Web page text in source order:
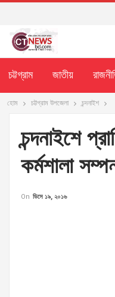
চট্টগ্রাম জাতীয়
হোম চট্টগ্রাম উপজেলা চন্দনাইশ
চন্দনাইশে
কর্মশালা
On ডিসে ১৯, ২০১৬